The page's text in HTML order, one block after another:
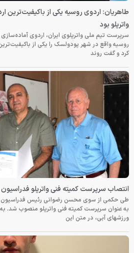
طاهریان: اردوی روسیه یکی از باکیفیت‌ترین
واترپلو بود
سرپرست تیم ملی واترپلوی ایران، اردوی
روسیه واقع در شهر پودولسک را یکی از
کرد و گفت روند
انتصاب سرپرست کمیته فنی واترپلو
طی حکمی از سوی محسن رضوانی رئیس فدراسیون
به عنوان سرپرست کمیته فنی واترپلو منصوب شد.
ورزشهای آبی، در متن این